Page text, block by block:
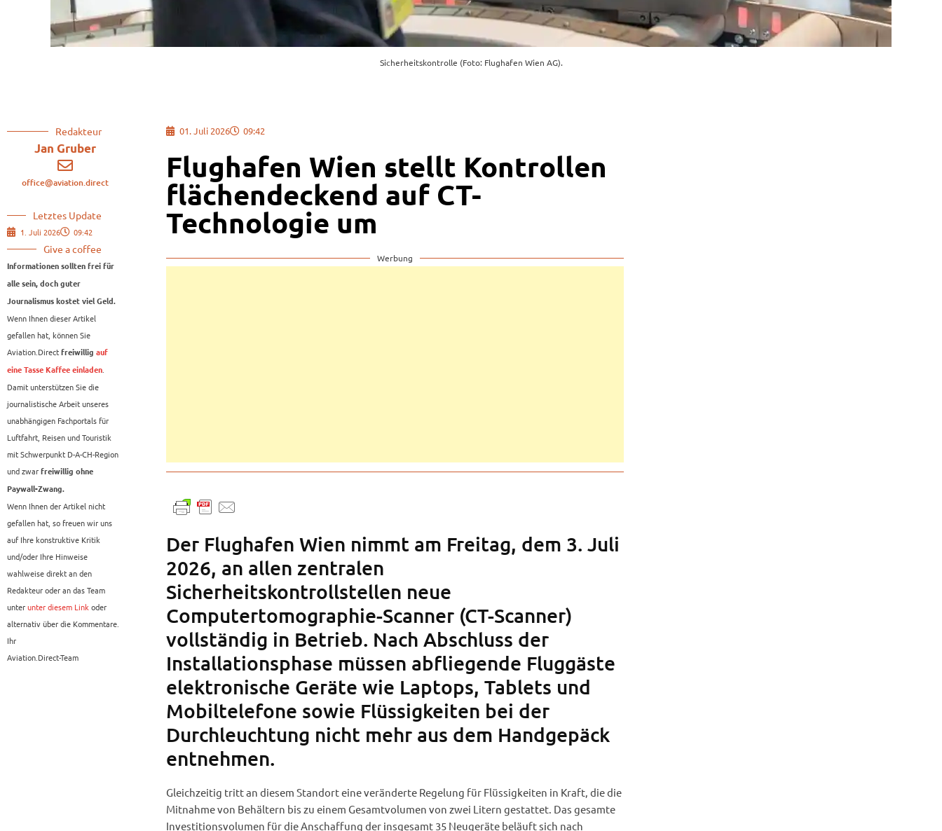
Sicherheitskontrolle (Foto: Flughafen Wien AG).
Redakteur
Jan Gruber
office@aviation.direct
Letztes Update
1. Juli 2026 09:42
Give a coffee
Informationen sollten frei für
alle sein, doch guter
Journalismus kostet viel Geld.
Wenn Ihnen dieser Artikel
gefallen hat, können Sie
Aviation.Direct freiwillig auf
eine Tasse Kaffee einladen.
Damit unterstützen Sie die
journalistische Arbeit unseres
unabhängigen Fachportals für
Luftfahrt, Reisen und Touristik
mit Schwerpunkt D-A-CH-Region
und zwar freiwillig ohne
Paywall-Zwang.
Wenn Ihnen der Artikel nicht
gefallen hat, so freuen wir uns
auf Ihre konstruktive Kritik
und/oder Ihre Hinweise
wahlweise direkt an den
Redakteur oder an das Team
unterunter diesem Linkoder
alternativ über die Kommentare.
Ihr
Aviation.Direct-Team
01. Juli 2026 09:42
Flughafen Wien stellt Kontrollen
flächendeckend auf CT-
Technologie um
Werbung
Der Flughafen Wien nimmt am Freitag, dem 3. Juli
2026, an allen zentralen
Sicherheitskontrollstellen neue
Computertomographie-Scanner (CT-Scanner)
vollständig in Betrieb. Nach Abschluss der
Installationsphase müssen abfliegende Fluggäste
elektronische Geräte wie Laptops, Tablets und
Mobiltelefone sowie Flüssigkeiten bei der
Durchleuchtung nicht mehr aus dem Handgepäck
entnehmen.
Gleichzeitig tritt an diesem Standort eine veränderte Regelung für Flüssigkeiten in Kraft, die die
Mitnahme von Behältern bis zu einem Gesamtvolumen von zwei Litern gestattet. Das gesamte
Investitionsvolumen für die Anschaffung der insgesamt 35 Neugeräte beläuft sich nach